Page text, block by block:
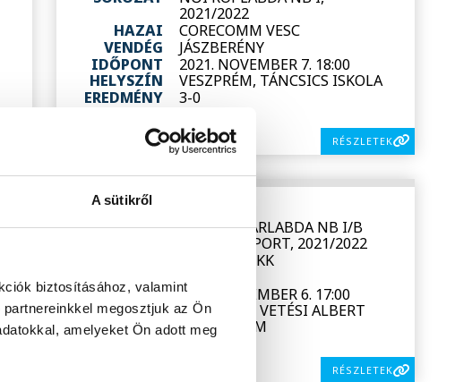
A sütikről
biztosításához, valamint
megosztjuk az Ön
amelyeket Ön adott meg
2021/2022
HAZAI
CORECOMM VESC
VENDÉG
JÁSZBERÉNY
IDŐPONT
2021. NOVEMBER 7. 18:00
HELYSZÍN
VESZPRÉM, TÁNCSICS ISKOLA
EREDMÉNY
3-0
RÉSZLETEK
SOROZAT
FÉRFI KOSÁRLABDA NB I/B
PIROS CSOPORT, 2021/2022
VESZPRÉM KK
VENDÉG
IDŐPONT
2021. NOVEMBER 6. 17:00
HELYSZÍN
VESZPRÉM, VETÉSI ALBERT
GIMNÁZIUM
EREDMÉNY
109-71
RÉSZLETEK